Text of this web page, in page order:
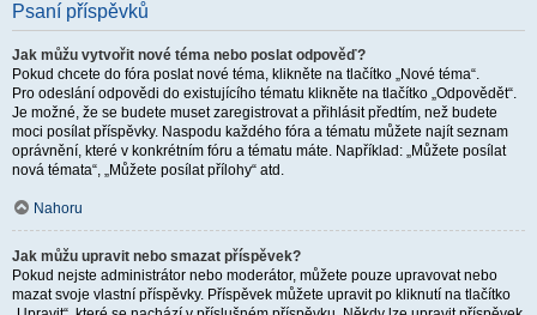
Psaní příspěvků
Jak můžu vytvořit nové téma nebo poslat odpověď?
Pokud chcete do fóra poslat nové téma, klikněte na tlačítko „Nové téma“.
Pro odeslání odpovědi do existujícího tématu klikněte na tlačítko „Odpovědět“.
Je možné, že se budete muset zaregistrovat a přihlásit předtím, než budete
moci posílat příspěvky. Naspodu každého fóra a tématu můžete najít seznam
oprávnění, které v konkrétním fóru a tématu máte. Například: „Můžete posílat
nová témata“, „Můžete posílat přílohy“ atd.
Nahoru
Jak můžu upravit nebo smazat příspěvek?
Pokud nejste administrátor nebo moderátor, můžete pouze upravovat nebo
mazat svoje vlastní příspěvky. Příspěvek můžete upravit po kliknutí na tlačítko